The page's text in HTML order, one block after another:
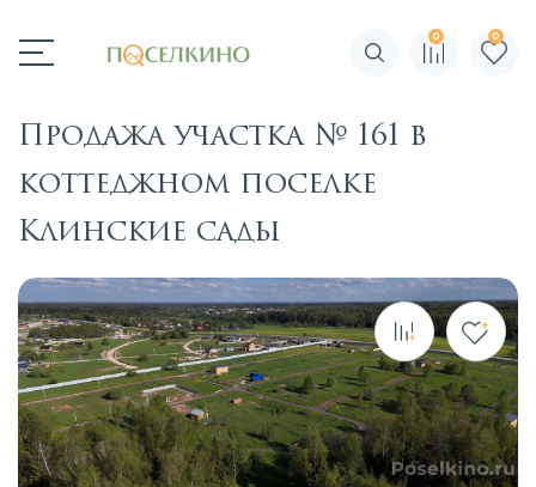
Поиск по сайту
0 0
Продажа участка № 161 в
коттеджном поселке
Клинские сады